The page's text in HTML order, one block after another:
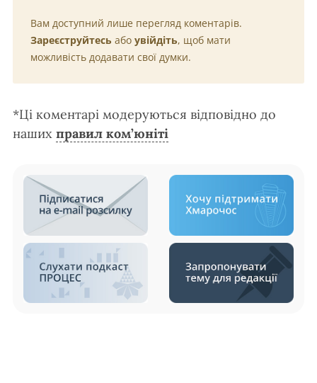
Вам доступний лише перегляд коментарів.
Зареєструйтесь або увійдіть, щоб мати
можливість додавати свої думки.
*Ці коментарі модеруються відповідно до
наших правил ком’юніті